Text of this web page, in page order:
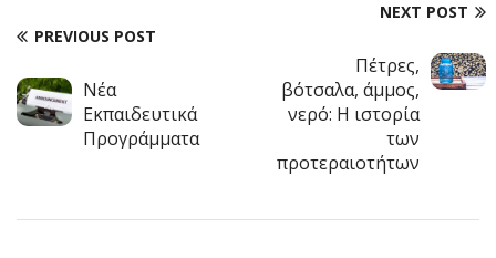
PREVIOUS POST
Νέα
Εκπαιδευτικά
Προγράμματα
NEXT POST
Πέτρες,
βότσαλα, άμμος,
νερό: Η ιστορία
των
προτεραιοτήτων